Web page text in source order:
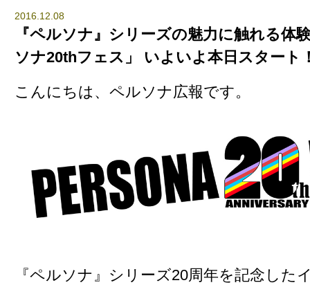
2016.12.08
『ペルソナ』シリーズの魅力に触れる体
ソナ20thフェス」 いよいよ本日スタート
こんにちは、ペルソナ広報です。
『ペルソナ』シリーズ20周年を記念した